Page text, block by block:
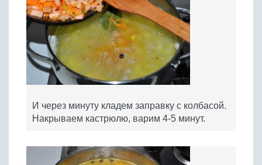
И через минуту кладем заправку с колбасой.
Накрываем кастрюлю, варим 4-5 минут.